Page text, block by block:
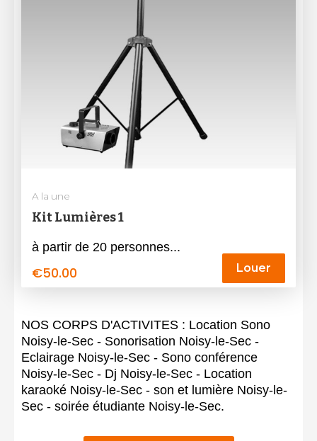
A la une
Kit Lumières 1
à partir de 20 personnes...
€50.00 Louer
NOS CORPS D'ACTIVITES : Location Sono
Noisy-le-Sec - Sonorisation Noisy-le-Sec -
Eclairage Noisy-le-Sec - Sono conférence
Noisy-le-Sec - Dj Noisy-le-Sec - Location
karaoké Noisy-le-Sec - son et lumière Noisy-le-
Sec - soirée étudiante Noisy-le-Sec.